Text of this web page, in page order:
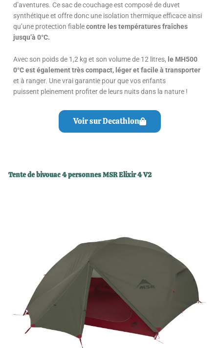
d’aventures. Ce sac de couchage est composé de duvet
synthétique et offre donc une isolation thermique efficace ainsi
qu’une protection fiablecontre les températures fraîches
jusqu’à 0°C.
Avec son poids de 1,2 kg et son volume de 12 litres, le MH500
0°C est également très compact, légeret facile à transporter
et à ranger. Une vrai garantie pour que vos enfants
puissent pleinement profiter de leurs nuits dans la nature !
Voir sur Decathlon
Tente de bivouac 4 personnes MSR Elixir 4 V2